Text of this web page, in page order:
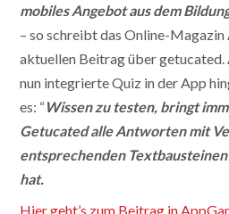
mobiles Angebot aus dem
– so schreibt das Online-Magazin
aktuellen Beitrag über getucated.
nun integrierte Quiz in der App
es: “Wissen zu testen, bringt
Getucated alle Antworten mit
entsprechenden
hat.
Hier geht’s zum Beitrag in